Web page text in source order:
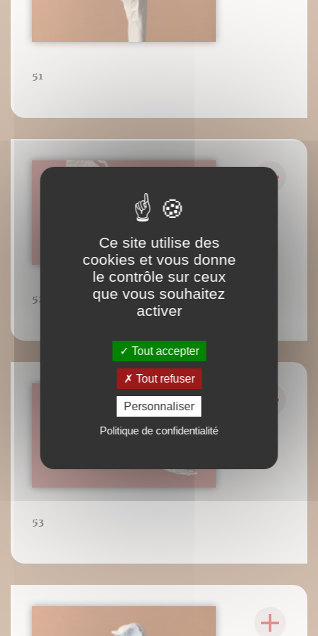
51
52
53
Ce site utilise des
cookies et vous donne
le contrôle sur ceux
que vous souhaitez
activer
Tout accepter
Tout refuser
Personnaliser
Politique de confidentialité